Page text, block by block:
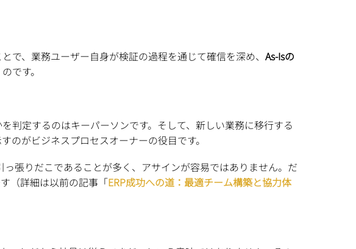
、業務ユーザー自身が検証の過程を通じて確信を深め、 As-Isの
です。
判定するのはキーパーソンです。そして、新しい業務に移行する
のがビジネスプロセスオーナーの役目です。
張りだこであることが多く、アサインが容易ではありません。だ
（詳細は以前の記事「ERP成功への道：最適チーム構築と協力体